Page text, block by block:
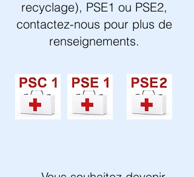
recyclage), PSE1 ou PSE2,
contactez-nous pour plus de
renseignements.